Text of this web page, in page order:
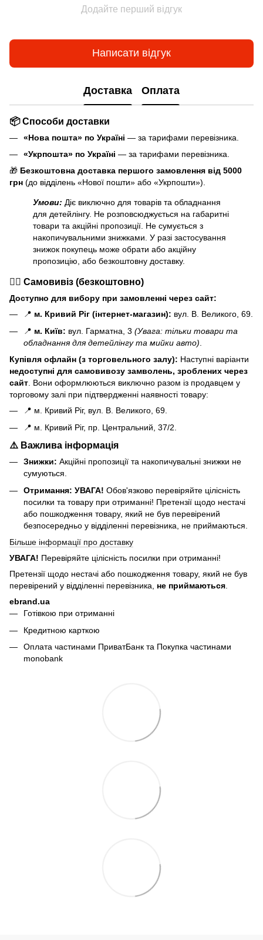
Додайте перший відгук
Написати відгук
Доставка Оплата
📦 Способи доставки
«Нова пошта» по Україні — за тарифами перевізника.
«Укрпошта» по Україні — за тарифами перевізника.
🎁 Безкоштовна доставка першого замовлення від 5000
грн (до відділень «Нової пошти» або «Укрпошти»).
Умови: Діє виключно для товарів та обладнання
для детейлінгу. Не розповсюджується на габаритні
товари та акційні пропозиції. Не сумується з
накопичувальними знижками. У разі застосування
знижок покупець може обрати або акційну
пропозицію, або безкоштовну доставку.
🏃‍♂️ Самовивіз (безкоштовно)
Доступно для вибору при замовленні через сайт:
📍 м. Кривий Ріг (інтернет-магазин): вул. В. Великого, 69.
📍 м. Київ: вул. Гарматна, 3 (Увага: тільки товари та
обладнання для детейлінгу та мийки авто)
Купівля офлайн (з торговельного залу): Наступні варіанти
недоступні для самовивозу замволень, зроблених через
сайт . Вони оформлюються виключно разом із продавцем у
торговому залі при підтвердженні наявності товару:
📍 м. Кривий Ріг, вул. В. Великого, 69.
📍 м. Кривий Ріг, пр. Центральний, 37/2.
⚠️ Важлива інформація
Знижки: Акційні пропозиції та накопичувальні знижки не
сумуються.
Отримання: УВАГА! Обов'язково перевіряйте цілісність
посилки та товару при отриманні! Претензії щодо нестачі
або пошкодження товару, який не був перевірений
безпосередньо у відділенні перевізника, не приймаються.
Більше інформації про доставку
УВАГА! Перевіряйте цілісність посилки при отриманні!
Претензії щодо нестачі або пошкодження товару, який не був
перевірений у відділенні перевізника, не приймаються
ebrand.ua
Готівкою при отриманні
Кредитною карткою
Оплата частинами ПриватБанк та Покупка частинами
monobank